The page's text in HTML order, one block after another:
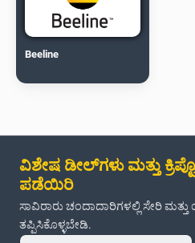
Beeline
ವಿಶೇಷ ಡೀಲ್‌ಗಳು ಮತ್ತು
ಪಡೆಯಿರಿ
ಸಾವಿರಾರು ಚಂದಾದಾರಿಗಳಲ್ಲಿ ಸೇರಿ
ತಪ್ಪಿಸಿಕೊಳ್ಳಬೇಡಿ.